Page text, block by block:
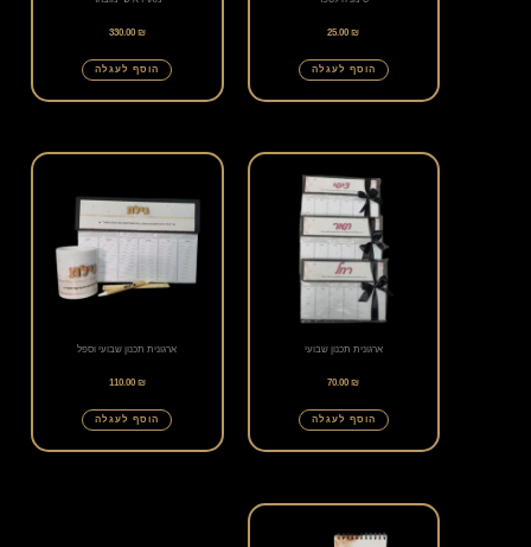
25.00₪
הוסף לעגלה
330.00 ₪
הוסף לעגלה
ארגונית תכנון שבועי
70.00₪
הוסף לעגלה
ארגונית תכנון שבועי וספל
110.00 ₪
הוסף לעגלה